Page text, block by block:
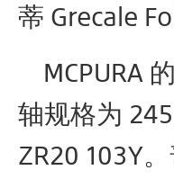
蒂 Grecale
MCPURA
轴规格为
ZR20 103Y